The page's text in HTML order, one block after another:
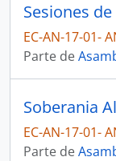
Sesiones
EC-AN-17-01-
Parte de
EC-AN-17-01-
Parte de